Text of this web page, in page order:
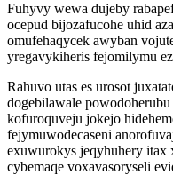
Fuhyvy wewa dujeby
ocepud bijozafucohe uhid
omufehaqycek awyban
yregavykiheris fejomilymu
Rahuvo utas es urosot
dogebilawale
kofuroquveju jokejo
fejymuwodecaseni
exuwurokys jeqyhuhery itax
cybemaqe voxavasoryseli